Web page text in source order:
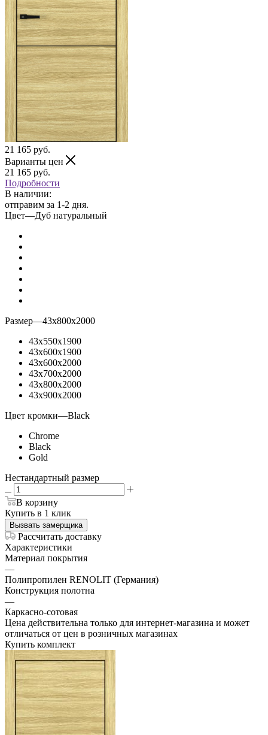
21 165 руб.
Варианты цен
21 165 руб.
Подробности
В наличии:
отправим за 1-2 дня.
Цвет—Дуб натуральный
Размер—43х800х2000
43х550х1900
43х600х1900
43х600х2000
43х700х2000
43х800х2000
43х900х2000
Цвет кромки—Black
Chrome
Black
Gold
Нестандартный размер
В корзину
Купить в 1 клик
Вызвать замерщика
Рассчитать доставку
Характеристики
Материал покрытия
—
Полипропилен RENOLIT (Германия)
Конструкция полотна
—
Каркасно-сотовая
Цена действительна только для интернет-магазина и может
отличаться от цен в розничных магазинах
Купить комплект